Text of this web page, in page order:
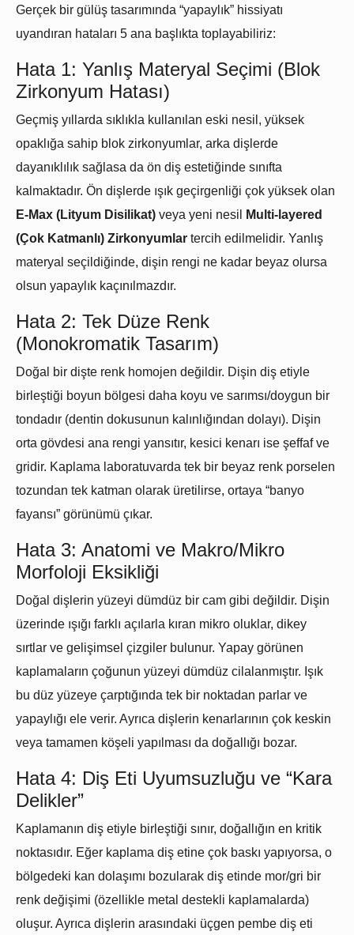
Gerçek bir gülüş tasarımında “yapaylık” hissiyatı
uyandıran hataları 5 ana başlıkta toplayabiliriz:
Hata 1: Yanlış Materyal Seçimi (Blok
Zirkonyum Hatası)
Geçmiş yıllarda sıklıkla kullanılan eski nesil, yüksek
opaklığa sahip blok zirkonyumlar, arka dişlerde
dayanıklılık sağlasa da ön diş estetiğinde sınıfta
kalmaktadır. Ön dişlerde ışık geçirgenliği çok yüksek olan
E-Max (Lityum Disilikat) veya yeni nesil
Multi-layered
(Çok Katmanlı) Zirkonyumlar tercih edilmelidir. Yanlış
materyal seçildiğinde, dişin rengi ne kadar beyaz olursa
olsun yapaylık kaçınılmazdır.
Hata 2: Tek Düze Renk
(Monokromatik Tasarım)
Doğal bir dişte renk homojen değildir. Dişin diş etiyle
birleştiği boyun bölgesi daha koyu ve sarımsı/doygun bir
tondadır (dentin dokusunun kalınlığından dolayı). Dişin
orta gövdesi ana rengi yansıtır, kesici kenarı ise şeffaf ve
gridir. Kaplama laboratuvarda tek bir beyaz renk porselen
tozundan tek katman olarak üretilirse, ortaya “banyo
fayansı” görünümü çıkar.
Hata 3: Anatomi ve Makro/Mikro
Morfoloji Eksikliği
Doğal dişlerin yüzeyi dümdüz bir cam gibi değildir. Dişin
üzerinde ışığı farklı açılarla kıran mikro oluklar, dikey
sırtlar ve gelişimsel çizgiler bulunur. Yapay görünen
kaplamaların çoğunun yüzeyi dümdüz cilalanmıştır. Işık
bu düz yüzeye çarptığında tek bir noktadan parlar ve
yapaylığı ele verir. Ayrıca dişlerin kenarlarının çok keskin
veya tamamen köşeli yapılması da doğallığı bozar.
Hata 4: Diş Eti Uyumsuzluğu ve “Kara
Delikler”
Kaplamanın diş etiyle birleştiği sınır, doğallığın en kritik
noktasıdır. Eğer kaplama diş etine çok baskı yapıyorsa, o
bölgedeki kan dolaşımı bozularak diş etinde mor/gri bir
renk değişimi (özellikle metal destekli kaplamalarda)
oluşur. Ayrıca dişlerin arasındaki üçgen pembe diş eti